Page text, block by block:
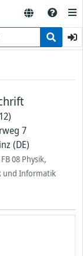
7
(DE)
08 Physik,
und Informatik